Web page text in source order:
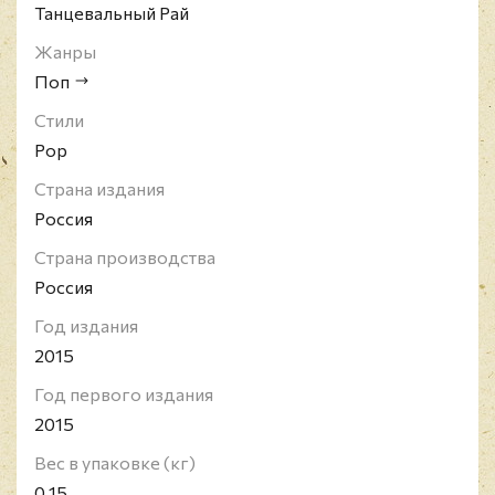
Танцевальный Рай
Жанры
Поп
Стили
Pop
Страна издания
Россия
Страна производства
Россия
Год издания
2015
Год первого издания
2015
Вес в упаковке (кг)